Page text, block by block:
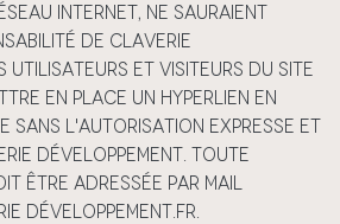
internet, ne sauraient
de Claverie
utilisateurs et visiteurs du site
en place un hyperlien en
sans l'autorisation expresse et
Développement. Toute
être adressée par mail
Développement.fr.